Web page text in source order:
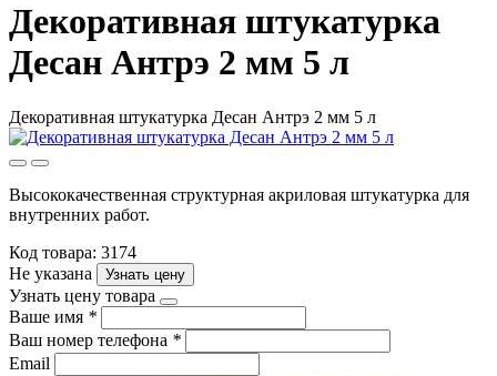
Декоративная штукатурка
Десан Антрэ 2 мм 5 л
Декоративная штукатурка Десан Антрэ 2 мм 5 л
Высококачественная структурная акриловая штукатурка для
внутренних работ.
Код товара: 3174
Не указана
Узнать цену
Узнать цену товара
Ваше имя *
Ваш номер телефона *
Email